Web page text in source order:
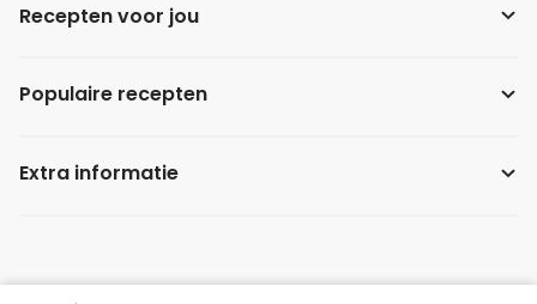
Recepten voor jou
Populaire recepten
Extra informatie